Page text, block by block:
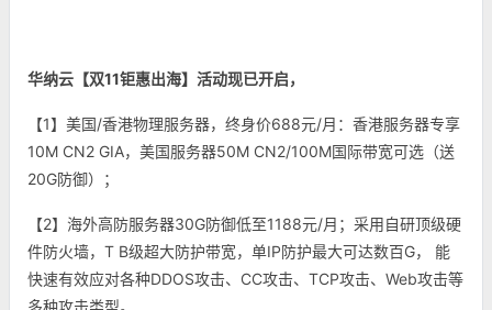
华纳云【双11钜惠出海】活动现已开启，
【1】美国/香港物理服务器，终身价688元/月：香港服务器专享
10M CN2 GIA，美国服务器50M CN2/100M国际带宽可选（送
20G防御）；
【2】海外高防服务器30G防御低至1188元/月；采用自研顶级硬
件防火墙，T B级超大防护带宽，单IP防护最大可达数百G， 能
快速有效应对各种DDOS攻击、CC攻击、TCP攻击、Web攻击等
多种攻击类型。